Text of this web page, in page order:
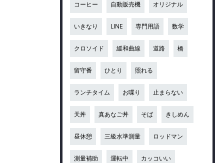
コーヒー 自動販売機 オリジナル
いきなり LINE 専門用語 数学
クロソイド 緩和曲線 道路 橋
留守番 ひとり 照れる
ランチタイム お喋り 止まらない
天丼 真あなご丼 そば きしめん
昼休憩 三級水準測量 ロッドマン
測量補助 運転中 カッコいい